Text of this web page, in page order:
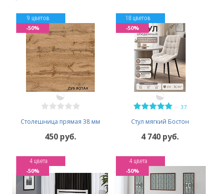
Столешница прямая 38 мм
9 цветов
450 руб.
-50%
37
Стул мягкий Бостон
18 цветов
4 740 руб.
-50%
4 цвета
-50%
4 цвета
-50%